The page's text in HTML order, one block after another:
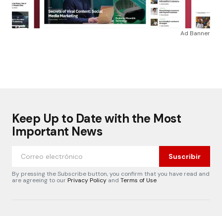
Ad Banner
Keep Up to Date with the Most
Important News
Suscribir
By pressing the Subscribe button, you confirm that you have read and
are agreeing to ourPrivacy Policy and Terms of Use